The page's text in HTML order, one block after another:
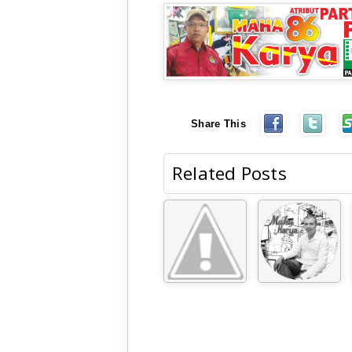
Share This
Related Posts